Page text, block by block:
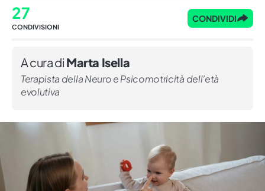
27
CONDIVISIONI
CONDIVIDI
A cura di Marta Isella
Terapista della Neuro e Psicomotricità dell’età
evolutiva